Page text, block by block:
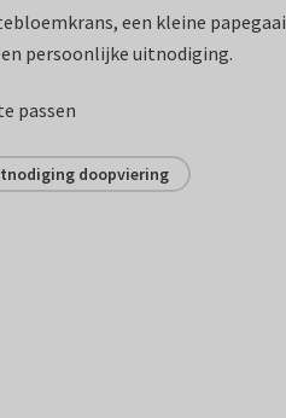
een kleine papegaai
persoonlijke uitnodiging.
passen
doopviering